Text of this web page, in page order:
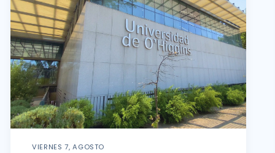
VIERNES 7, AGOSTO